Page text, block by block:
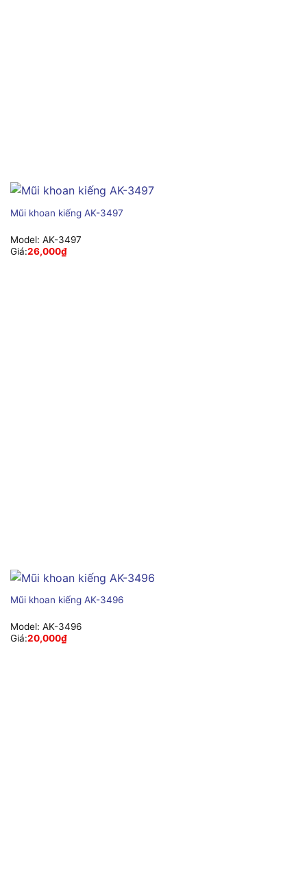
Mũi khoan kiếng AK-3497
Model: AK-3497
Giá:26,000₫
Mũi khoan kiếng AK-3496
Model: AK-3496
Giá:20,000₫